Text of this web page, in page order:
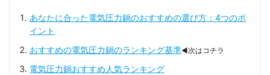
あなたに合った電気圧力鍋のおすすめの選び方：4つのポ
イント
おすすめの電気圧力鍋のランキング基準◀次はコチラ
電気圧力鍋おすすめ人気ランキング